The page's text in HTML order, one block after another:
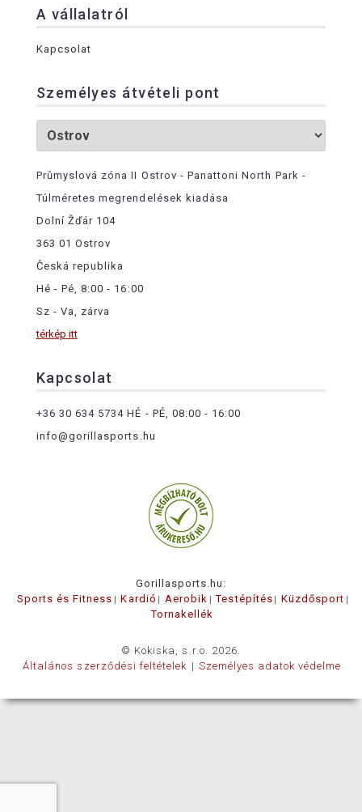
A vállalatról
Kapcsolat
Személyes átvételi pont
Průmyslová zóna II Ostrov - Panattoni North Park -
Túlméretes megrendelések kiadása
Dolní Žďár 104
363 01 Ostrov
Česká republika
Hé - Pé, 8:00 - 16:00
Sz - Va, zárva
térkép itt
Kapcsolat
+36 30 634 5734 HÉ - PÉ, 08:00 - 16:00
info@gorillasports.hu
Gorillasports.hu:
Sports és Fitness
Kardió Aerobik Testépítés
Küzdősport
Tornakellék
© Kokiska, s.r.o. 2026.
Általános szerződési feltételek
Személyes adatok védelme